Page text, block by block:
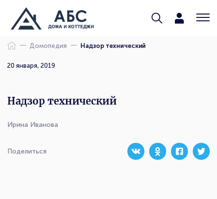
Домопедия Надзор технический
Ирина Иванова
20 января, 2019
Надзор технический
Поделиться